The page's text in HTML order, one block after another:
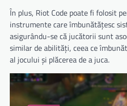
În plus, Riot Code poate fi folosit
instrumente care îmbunătățesc
asigurându-se că jucătorii sunt
similar de abilități, ceea ce
al jocului și plăcerea de a juca.